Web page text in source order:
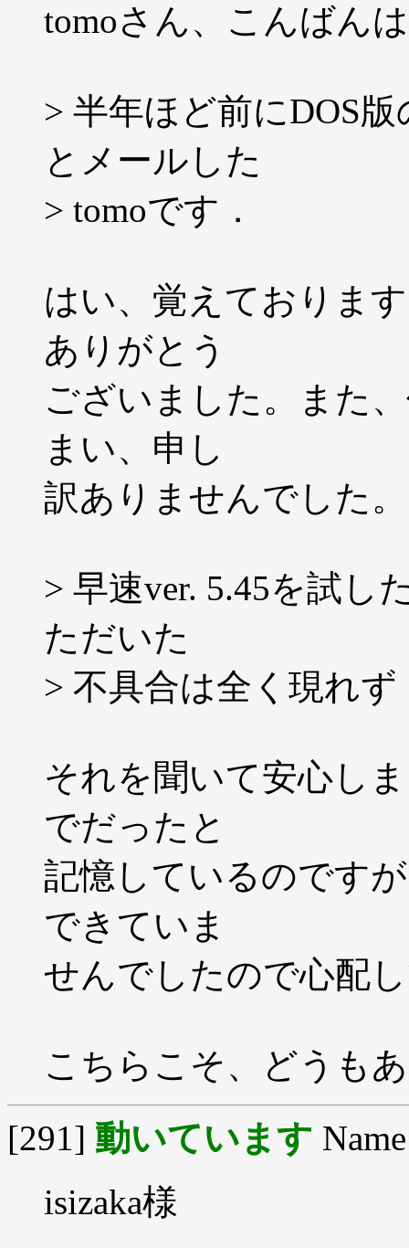
tomoさん、こんばん
> 半年ほど前にDOS
とメールした
> tomoです．
はい、覚えておりま
ありがとう
ございました。また
まい、申し
訳ありませんでした。
> 早速ver. 5.45を試し
ただいた
> 不具合は全く現れ
それを聞いて安心し
でだったと
記憶しているのです
できていま
せんでしたので心配
こちらこそ、どうも
[291] 動いています
isizaka様